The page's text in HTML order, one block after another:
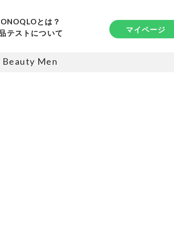
とは？
テストについて
マイページ
Men